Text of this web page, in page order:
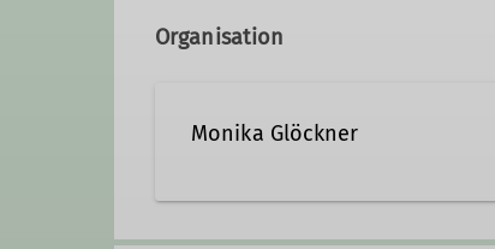
Organisation
Monika Glöckner